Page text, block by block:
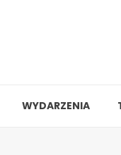
WYDARZENIA